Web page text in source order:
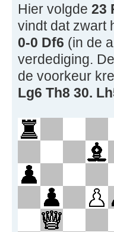
Hier volgde 23
vindt dat zwart
0-0 Df6 (in de
verdediging.
de voorkeur
Lg6 Th8 30.